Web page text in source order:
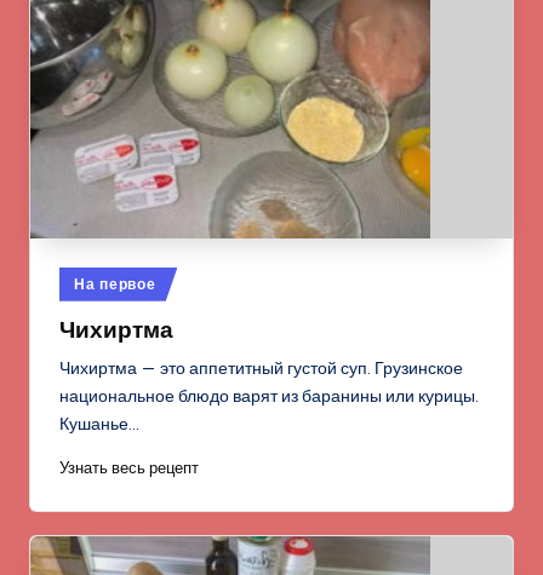
Опубликовано
в
На первое
Чихиртма
Чихиртма — это аппетитный густой суп. Грузинское
национальное блюдо варят из баранины или курицы.
Кушанье…
Узнать весь рецепт